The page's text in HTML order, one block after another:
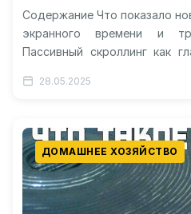
Содержание Что показало
экранного времени и
Пассивный скроллинг как
тенденции…
28.05.2025
ДОМАШНЕЕ ХОЗЯЙСТВО